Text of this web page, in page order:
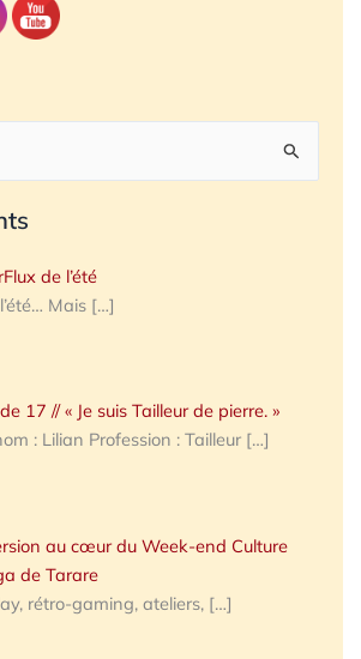
de l’été
Mais […]
17 // « Je suis Tailleur de pierre. »
: Lilian Profession : Tailleur […]
au cœur du Week-end Culture
de Tarare
rétro-gaming, ateliers, […]